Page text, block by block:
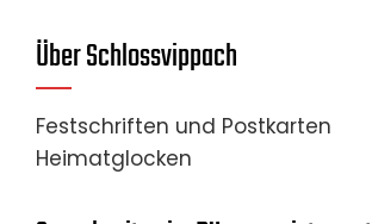
Über Schlossvippach
Festschriften und Postkarten
Heimatglocken